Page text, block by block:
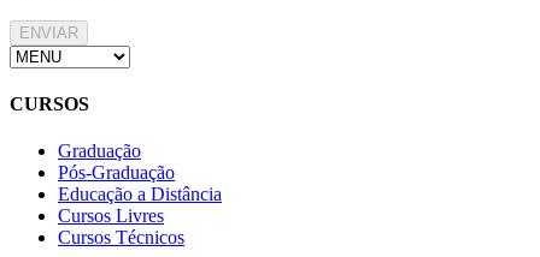
ENVIAR
CURSOS
Graduação
Pós-Graduação
Educação a Distância
Cursos Livres
Cursos Técnicos